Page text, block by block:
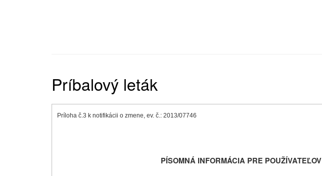
Príbalový leták
Príloha č.3 k notifikácii o zmene, ev. č.: 2013/07746
PÍSOMNÁ INFORMÁCIA PRE POUŽÍVATEĽOV